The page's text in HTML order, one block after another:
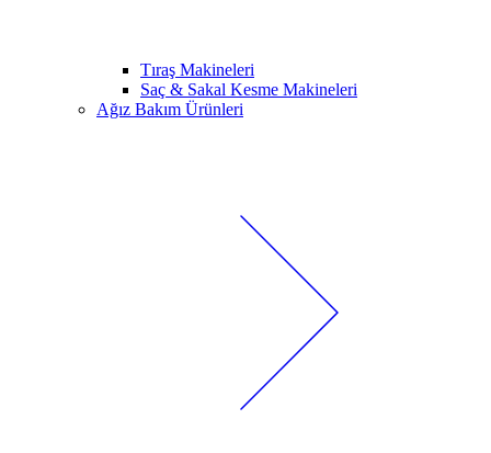
Tıraş Makineleri
Saç & Sakal Kesme Makineleri
Ağız Bakım Ürünleri